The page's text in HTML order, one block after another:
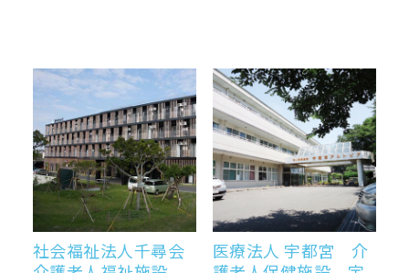
社会福祉法人千尋会
医療法人 宇都宮 介